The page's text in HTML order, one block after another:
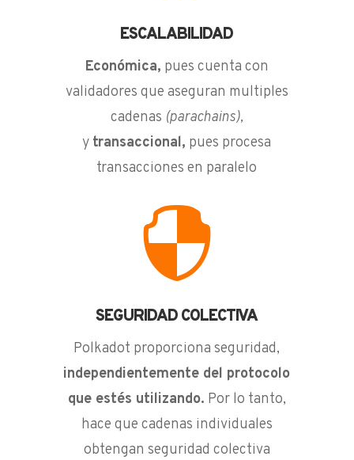
ESCALABILIDAD
Económica, pues cuenta con
validadores que aseguran multiples
cadenas (parachains),
y transaccional, pues procesa
transacciones en paralelo

SEGURIDAD COLECTIVA
Polkadot proporciona seguridad,
independientemente del protocolo
que estés utilizando. Por lo tanto,
hace que cadenas individuales
obtengan seguridad colectiva